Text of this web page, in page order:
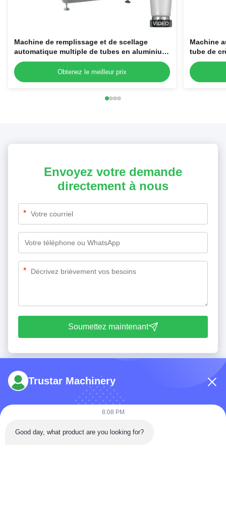
VIDEO
Machine de remplissage et de scellage
automatique multiple de tubes en aluminium
laminé en plastique, haute stabilité, à vendre
Obtenez le meilleur prix
Machine
tube de
Envoyez votre demande
directement à nous
*
*
Soumettez maintenant
Tél: 86-180-5882-0351
Trustar Machinery
8:08 PM
Good day, what product are you looking for?